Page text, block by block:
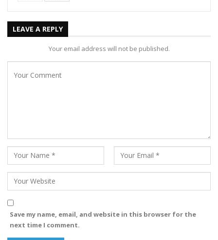
LEAVE A REPLY
Your email address will not be published.
Save my name, email, and website in this browser for the
next time I comment.